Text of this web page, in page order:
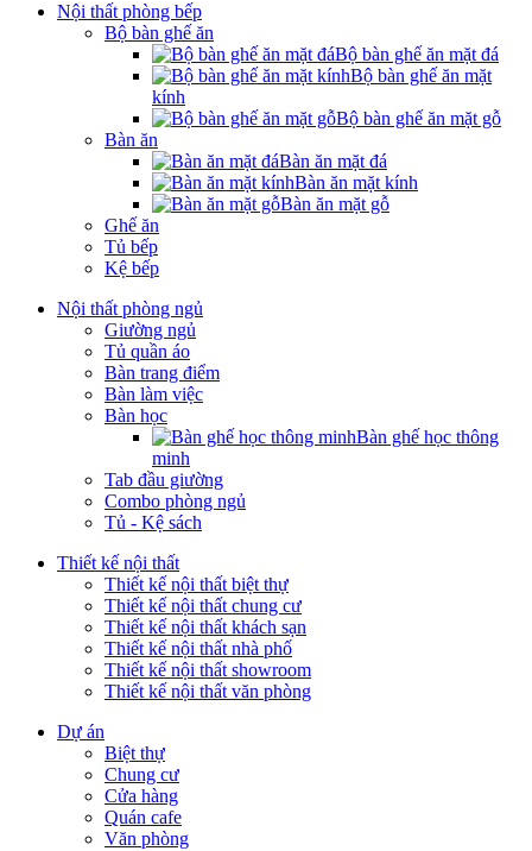
Nội thất phòng bếp
Bộ bàn ghế ăn
Bộ bàn ghế ăn mặt đá
Bộ bàn ghế ăn mặt
kính
Bộ bàn ghế ăn mặt gỗ
Bàn ăn
Bàn ăn mặt đá
Bàn ăn mặt kính
Bàn ăn mặt gỗ
Ghế ăn
Tủ bếp
Kệ bếp
Nội thất phòng ngủ
Giường ngủ
Tủ quần áo
Bàn trang điểm
Bàn làm việc
Bàn học
Bàn ghế học thông
minh
Tab đầu giường
Combo phòng ngủ
Tủ - Kệ sách
Thiết kế nội thất
Thiết kế nội thất biệt thự
Thiết kế nội thất chung cư
Thiết kế nội thất khách sạn
Thiết kế nội thất nhà phố
Thiết kế nội thất showroom
Thiết kế nội thất văn phòng
Dự án
Biệt thự
Chung cư
Cửa hàng
Quán cafe
Văn phòng